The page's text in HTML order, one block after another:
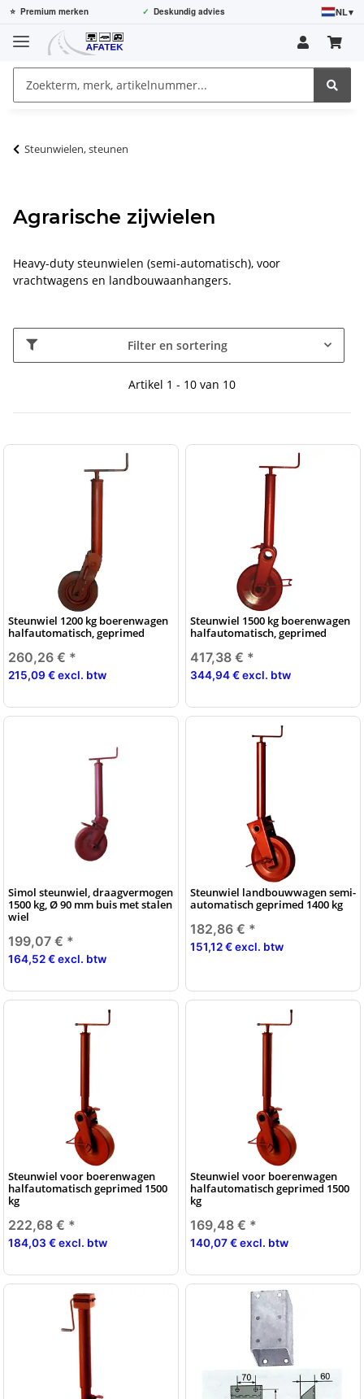
⭐ Premium merken ✓ Deskundig advies NL▾
Steunwielen, steunen
Agrarische zijwielen
Heavy-duty steunwielen (semi-automatisch), voor
vrachtwagens en landbouwaanhangers.
Filter en sortering
Artikel 1 - 10 van 10
Steunwiel 1200 kg boerenwagen
halfautomatisch, geprimed
260,26 € *
215,09 € excl. btw
Steunwiel 1500 kg boerenwagen
halfautomatisch, geprimed
417,38 € *
344,94 € excl. btw
Simol steunwiel, draagvermogen
1500 kg, Ø 90 mm buis met stalen
wiel
199,07 € *
164,52 € excl. btw
Steunwiel landbouwwagen semi-
automatisch geprimed 1400 kg
182,86 € *
151,12 € excl. btw
Steunwiel voor boerenwagen
halfautomatisch geprimed 1500
kg
222,68 € *
184,03 € excl. btw
Steunwiel voor boerenwagen
halfautomatisch geprimed 1500
kg
169,48 € *
140,07 € excl. btw